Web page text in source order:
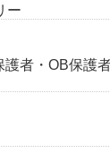
ー
護者・OB保